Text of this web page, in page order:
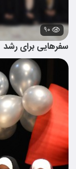
۹۰
سفرهایی برای رشد